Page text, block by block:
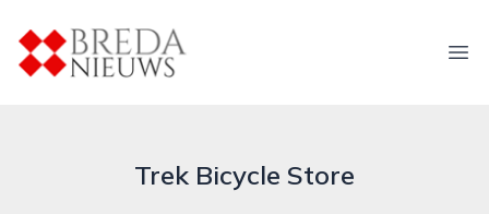
breda-nieuws.nl
Trek Bicycle Store